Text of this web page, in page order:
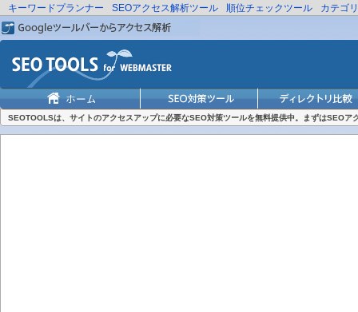
キーワードプランナー SEOアクセス解析ツール 順位チェックツール カテゴ
SEOTOOLSは、サイトのアクセスアップに必要なSEO対策ツールを無料提供中。まずはSEOア